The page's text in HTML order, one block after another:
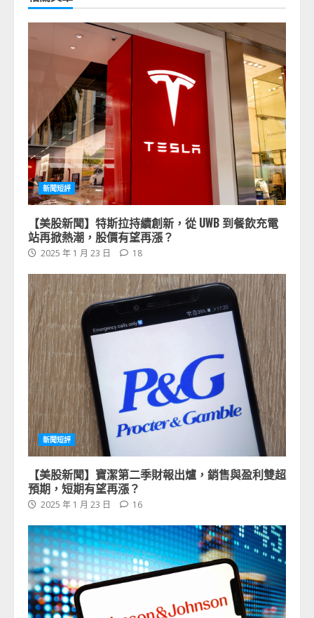
新聞短評
【美股新聞】特斯拉持續創新，從 UWB 到餐飲充電
站再掀熱潮，股價有望再漲？
2025 年 1 月 23 日 18
新聞短評
【美股新聞】寶潔第二季財報出爐，銷售與盈利雙超
預期，短期有望再漲？
2025 年 1 月 23 日 16